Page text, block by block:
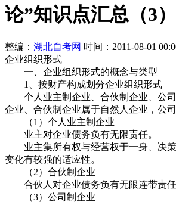
论”知识点汇总（3）
整编： 湖北自考网 时间：2011-08-01
企业组织形式
一、企业组织形式的概念与类型
1、按财产构成划分企业组织形式
个人业主制企业、合伙制企业、公司
企业、合伙制企业属于自然人企业，公
（1）个人业主制企业
业主对企业债务负有无限责任。
业主集所有权与经营权于一身、决策
变化有较强的适应性。
（2）合伙制企业
合伙人对企业债务负有无限连带责任
（3）公司制企业